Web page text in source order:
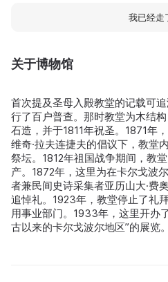
关于博物馆
首次提及圣母入殿教堂的记载可
行了百户普查。那时教堂为木结
石造，并于1811年祝圣。1871年
维奇·拉夫连捷夫的倡议下，教堂
祭坛。1812年祖国战争期间，教
产。1872年，这里为在卡尔戈波
者兼民间史诗采集者亚历山大·费
追悼礼。1923年，教堂停止了礼
用事业部门。1933年，这里开办
古以来的卡尔戈波尔地区”的展览。
我已经走